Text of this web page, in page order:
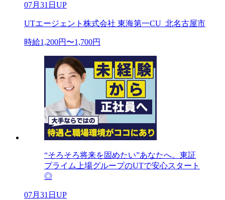
07月31日UP
UTエージェント株式会社 東海第一CU_北名古屋市
時給1,200円〜1,700円
“そろそろ将来を固めたい”あなたへ。東証
プライム上場グループのUTで安心スタート
◎
07月31日UP